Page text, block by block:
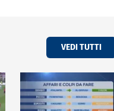
VEDI TUTTI